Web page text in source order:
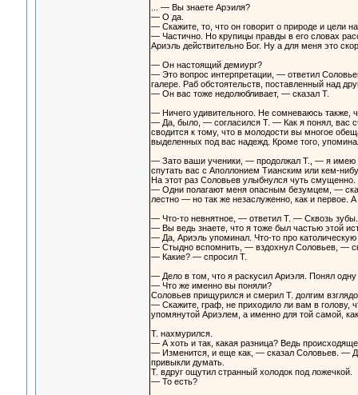
... — Вы знаете Арэиля?
— О да.
— Скажите, то, что он говорит о природе и цели
— Частично. Но крупицы правды в его словах
Ариэль действительно Бог. Ну а для меня это
— Он настоящий демиург?
— Это вопрос интерпретации, — ответил
галере. Раб обстоятельств, поставленный над
— Он вас тоже недолюбливает, — сказал Т.
— Ничего удивительного. Не сомневаюсь также,
— Да, было, — согласился Т. — Как я понял, вас
сводится к тому, что в молодости вы многое
выделенных под вас надежд. Кроме того,
— Зато ваши ученики, — продолжал Т., — я имею
спутать вас с Аполлонием Тианским или кем-
На этот раз Соловьев улыбнулся чуть смущенно.
— Одни полагают меня опасным безумцем, —
лестно — но так же незаслуженно, как и первое.
— Что-то невнятное, — ответил Т. — Сквозь зубы.
— Вы ведь знаете, что я тоже был частью этой
— Да, Ариэль упоминал. Что-то про
— Стыдно вспомнить, — вздохнул Соловьев, —
— Какие? — спросил Т.
— Дело в том, что я раскусил Ариэля. Понял
— Что же именно вы поняли?
Соловьев прищурился и смерил Т. долгим
— Скажите, граф, не приходило ли вам в голову,
упомянутой Ариэлем, а именно для той самой,
Т. нахмурился.
— А хоть и так, какая разница? Ведь
— Изменится, и еще как, — сказал Соловьев. —
привыкли думать.
Т. вдруг ощутил странный холодок под ложечкой.
— То есть?